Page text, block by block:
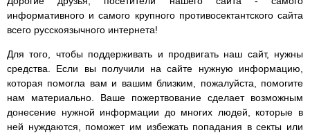
информативного и самого крупного противосектантского сайта
всего русскоязычного интернета!
Для того, чтобы поддерживать и продвигать наш сайт, нужны
средства. Если вы получили на сайте нужную информацию,
которая помогла вам и вашим близким, пожалуйста, помогите
нам материально. Ваше пожертвование сделает возможным
донесение нужной информации до многих людей, которые в
ней нуждаются, поможет им избежать попадания в секты или